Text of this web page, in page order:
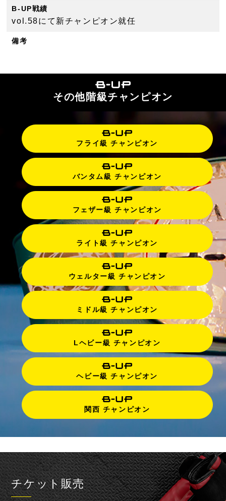
B-UP戦績
vol.58にて新チャンピオン就任
備考
その他階級チャンピオン
フライ級 チャンピオン
バンタム級 チャンピオン
フェザー級 チャンピオン
ライト級 チャンピオン
ウェルター級 チャンピオン
ミドル級 チャンピオン
Lヘビー級 チャンピオン
ヘビー級 チャンピオン
関西 チャンピオン
チケット販売